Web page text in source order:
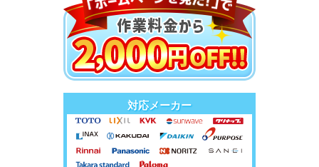
対応メーカー